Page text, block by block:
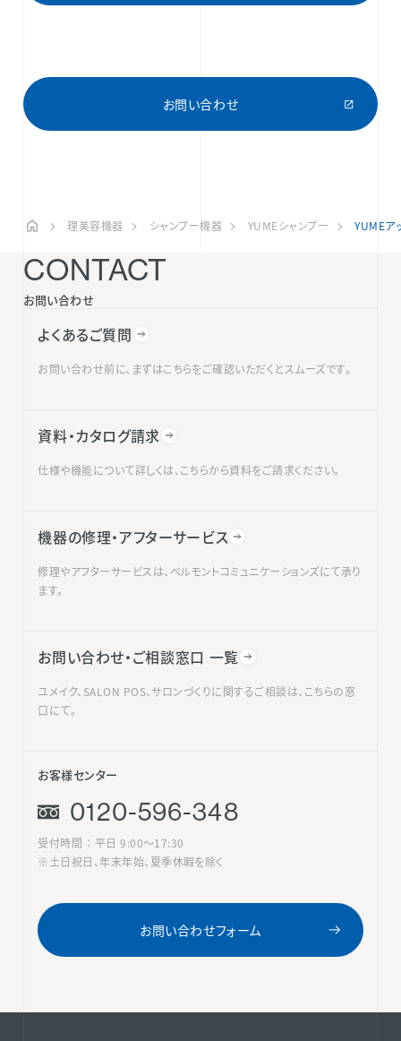
お問い合わせ
理美容機器 シャンプー機器 YUMEシャンプー YUMEア
CONTACT
お問い合わせ
よくあるご質問
お問い合わせ前に、まずはこちらをご確認いただくとスムーズです。
資料・カタログ請求
仕様や機能について詳しくは、こちらから資料をご請求ください。
機器の修理・アフターサービス
修理やアフターサービスは、ベルモントコミュニケーションズにて承り
ます。
お問い合わせ・ご相談窓口 一覧
ユメイク、SALON POS、サロンづくりに関するご相談は、こちらの窓
口にて。
お客様センター
0120-596-348
受付時間 ： 平日 9:00〜17:30
※土日祝日、年末年始、夏季休暇を除く
お問い合わせフォーム